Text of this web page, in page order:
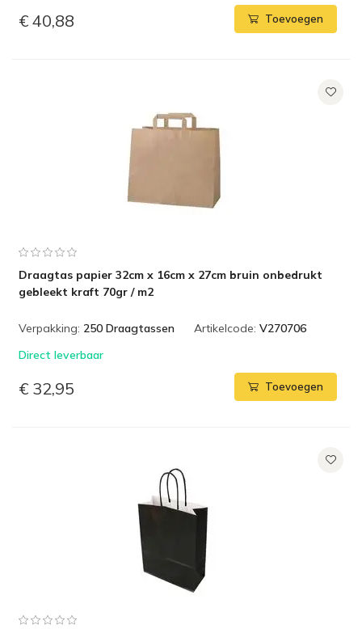
€ 40,88 Toevoegen
Draagtas papier 32cm x 16cm x 27cm bruin onbedrukt
gebleekt kraft 70gr / m2
Verpakking: 250 Draagtassen Artikelcode: V270706
Direct leverbaar
€ 32,95 Toevoegen